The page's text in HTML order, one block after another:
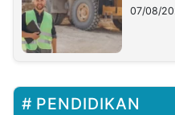
07/08/
PENDIDIKAN